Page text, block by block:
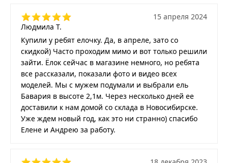
Людмила Т.
15 апреля 2024
Купили у ребят елочку. Да, в апреле, зато со
скидкой) Часто проходим мимо и вот только решили
зайти. Ёлок сейчас в магазине немного, но ребята
все рассказали, показали фото и видео всех
моделей. Мы с мужем подумали и выбрали ель
Бавария в высоте 2,1м. Через несколько дней ее
доставили к нам домой со склада в Новосибирске.
Уже ждем новый год, как это ни странно) спасибо
Елене и Андрею за работу.